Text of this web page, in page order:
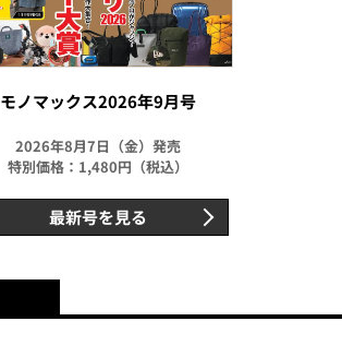
モノマックス2026年9月号
2026年8月7日（金）発売
特別価格：1,480円（税込）
最新号を見る